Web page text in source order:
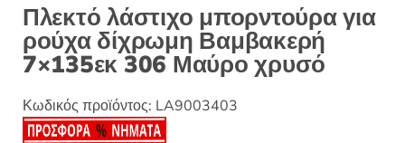
Πλεκτό λάστιχο μπορντούρα για
ρούχα δίχρωμη Βαμβακερή
7×135εκ 306 Μαύρο χρυσό
Κωδικός προϊόντος: LA9003403